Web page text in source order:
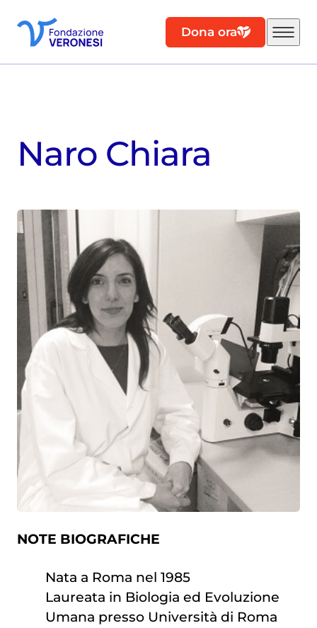
Dona ora
Naro Chiara
NOTE BIOGRAFICHE
Nata a Roma nel 1985
Laureata in Biologia ed Evoluzione
Umana presso Università di Roma